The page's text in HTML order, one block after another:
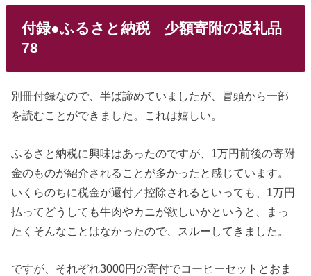
付録●ふるさと納税 少額寄附の返礼品
78
別冊付録なので、半ば諦めていましたが、冒頭から一部
を読むことができました。これは嬉しい。
ふるさと納税に興味はあったのですが、1万円前後の寄附
金のものが紹介されることが多かったと感じています。
いくらのちに税金が還付／控除されるといっても、1万円
払ってどうしても牛肉やカニが欲しいかというと、まっ
たくそんなことはなかったので、スルーしてきました。
ですが、それぞれ3000円の寄付でコーヒーセットとおま